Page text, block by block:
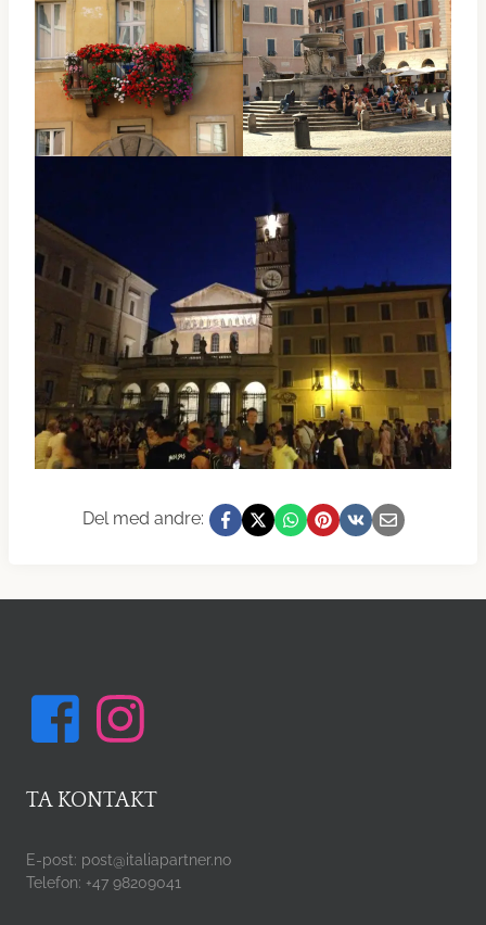
Del med andre:
TA KONTAKT
E-post: post@italiapartner.no
Telefon: +47 98209041